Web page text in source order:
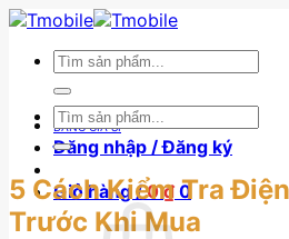
Skip
contentTìm
BẢNG GIÁ SỈ
Đăng nhập / Đăng ký
Giỏ hàng /0₫ 0
Tìm
kiếm:
5 Cách Kiểm Tra
Trước Khi Mua